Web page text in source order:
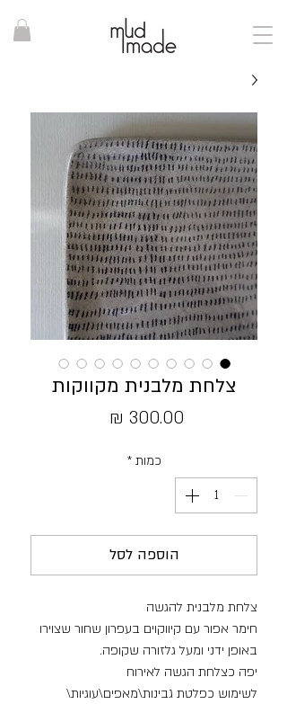
צלחת מלבנית מקווקות
כמות *
הוספה לסל
צלחת מלבנית להגשה
חימר אפור עם קיווקוים בעפרון שחור שצוירו
באופן ידני ומעל גלזורה שקופה.
יפה כצלחת הגשה לאירוח
לשימוש כפלטת גבינות\מאפים\עוגיות\